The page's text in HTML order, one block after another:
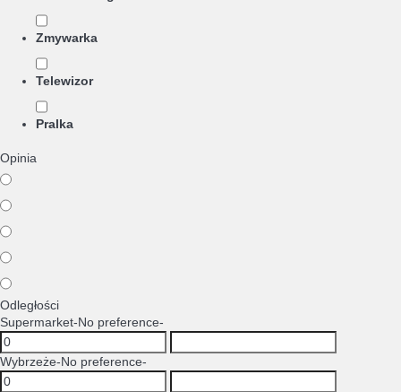
Zmywarka
Telewizor
Pralka
Opinia
Odległości
Supermarket-No preference-
Wybrzeże-No preference-